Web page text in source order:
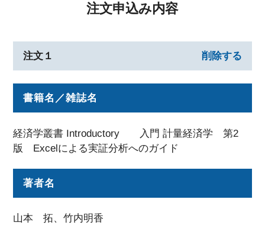
注文申込み内容
注文１ 削除する
書籍名／雑誌名
経済学叢書 Introductory 入門 計量経済学 第2
版 Excelによる実証分析へのガイド
著者名
山本 拓、竹内明香